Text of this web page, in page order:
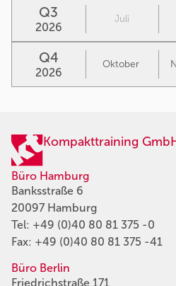
Q3
2026
Juli
Q4
2026
Oktober
Kompakttraining
Büro Hamburg
Banksstraße 6
20097 Hamburg
Tel: +49 (0)40 80 81 375 -0
Fax: +49 (0)40 80 81 375 -41
Büro Berlin
Friedrichstraße 171